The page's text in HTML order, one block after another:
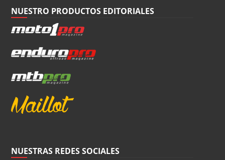
NUESTRO PRODUCTOS EDITORIALES
NUESTRAS REDES SOCIALES